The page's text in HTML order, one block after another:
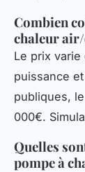
Combien
chaleur
Le prix
puissance
publiques, le
000€.
Quelles
pompe à